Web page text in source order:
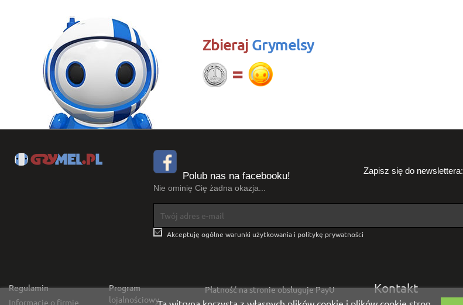
Zbieraj Grymelsy
Polub nas na facebooku!
Nie ominię Cię żadna okazja...
Zapisz się do newslettera:
 Akceptuję ogólne warunki użytkowania i politykę prywatności
Regulamin
Informacje o firmie
Program
lojalnościowy
Płatność na stronie obsługuje PayU Kontakt